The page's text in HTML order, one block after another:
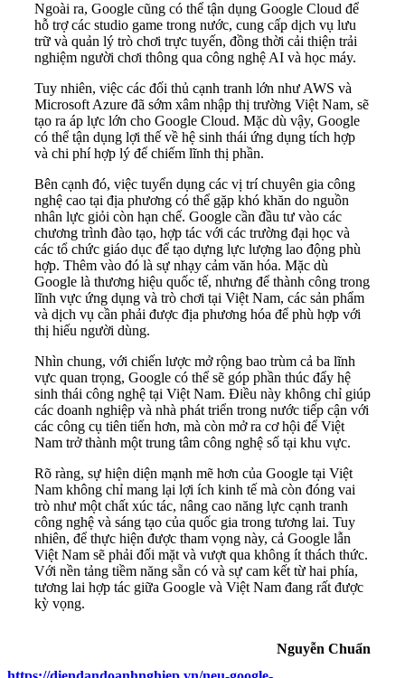
Ngoài ra, Google cũng có thể tận dụng Google Cloud để
hỗ trợ các studio game trong nước, cung cấp dịch vụ lưu
trữ và quản lý trò chơi trực tuyến, đồng thời cải thiện trải
nghiệm người chơi thông qua công nghệ AI và học máy.
Tuy nhiên, việc các đối thủ cạnh tranh lớn như AWS và
Microsoft Azure đã sớm xâm nhập thị trường Việt Nam, sẽ
tạo ra áp lực lớn cho Google Cloud. Mặc dù vậy, Google
có thể tận dụng lợi thế về hệ sinh thái ứng dụng tích hợp
và chi phí hợp lý để chiếm lĩnh thị phần.
Bên cạnh đó, việc tuyển dụng các vị trí chuyên gia công
nghệ cao tại địa phương có thể gặp khó khăn do nguồn
nhân lực giỏi còn hạn chế. Google cần đầu tư vào các
chương trình đào tạo, hợp tác với các trường đại học và
các tổ chức giáo dục để tạo dựng lực lượng lao động phù
hợp. Thêm vào đó là sự nhạy cảm văn hóa. Mặc dù
Google là thương hiệu quốc tế, nhưng để thành công trong
lĩnh vực ứng dụng và trò chơi tại Việt Nam, các sản phẩm
và dịch vụ cần phải được địa phương hóa để phù hợp với
thị hiếu người dùng.
Nhìn chung, với chiến lược mở rộng bao trùm cả ba lĩnh
vực quan trọng, Google có thể sẽ góp phần thúc đẩy hệ
sinh thái công nghệ tại Việt Nam. Điều này không chỉ giúp
các doanh nghiệp và nhà phát triển trong nước tiếp cận với
các công cụ tiên tiến hơn, mà còn mở ra cơ hội để Việt
Nam trở thành một trung tâm công nghệ số tại khu vực.
Rõ ràng, sự hiện diện mạnh mẽ hơn của Google tại Việt
Nam không chỉ mang lại lợi ích kinh tế mà còn đóng vai
trò như một chất xúc tác, nâng cao năng lực cạnh tranh
công nghệ và sáng tạo của quốc gia trong tương lai. Tuy
nhiên, để thực hiện được tham vọng này, cả Google lẫn
Việt Nam sẽ phải đối mặt và vượt qua không ít thách thức.
Với nền tảng tiềm năng sẵn có và sự cam kết từ hai phía,
tương lai hợp tác giữa Google và Việt Nam đang rất được
kỳ vọng.
Nguyễn Chuẩn